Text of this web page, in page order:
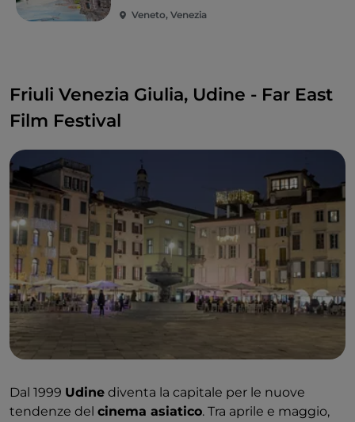
Veneto, Venezia
Friuli Venezia Giulia, Udine - Far East
Film Festival
Dal 1999 Udine diventa la capitale per le nuove
tendenze del cinema asiatico. Tra aprile e maggio,